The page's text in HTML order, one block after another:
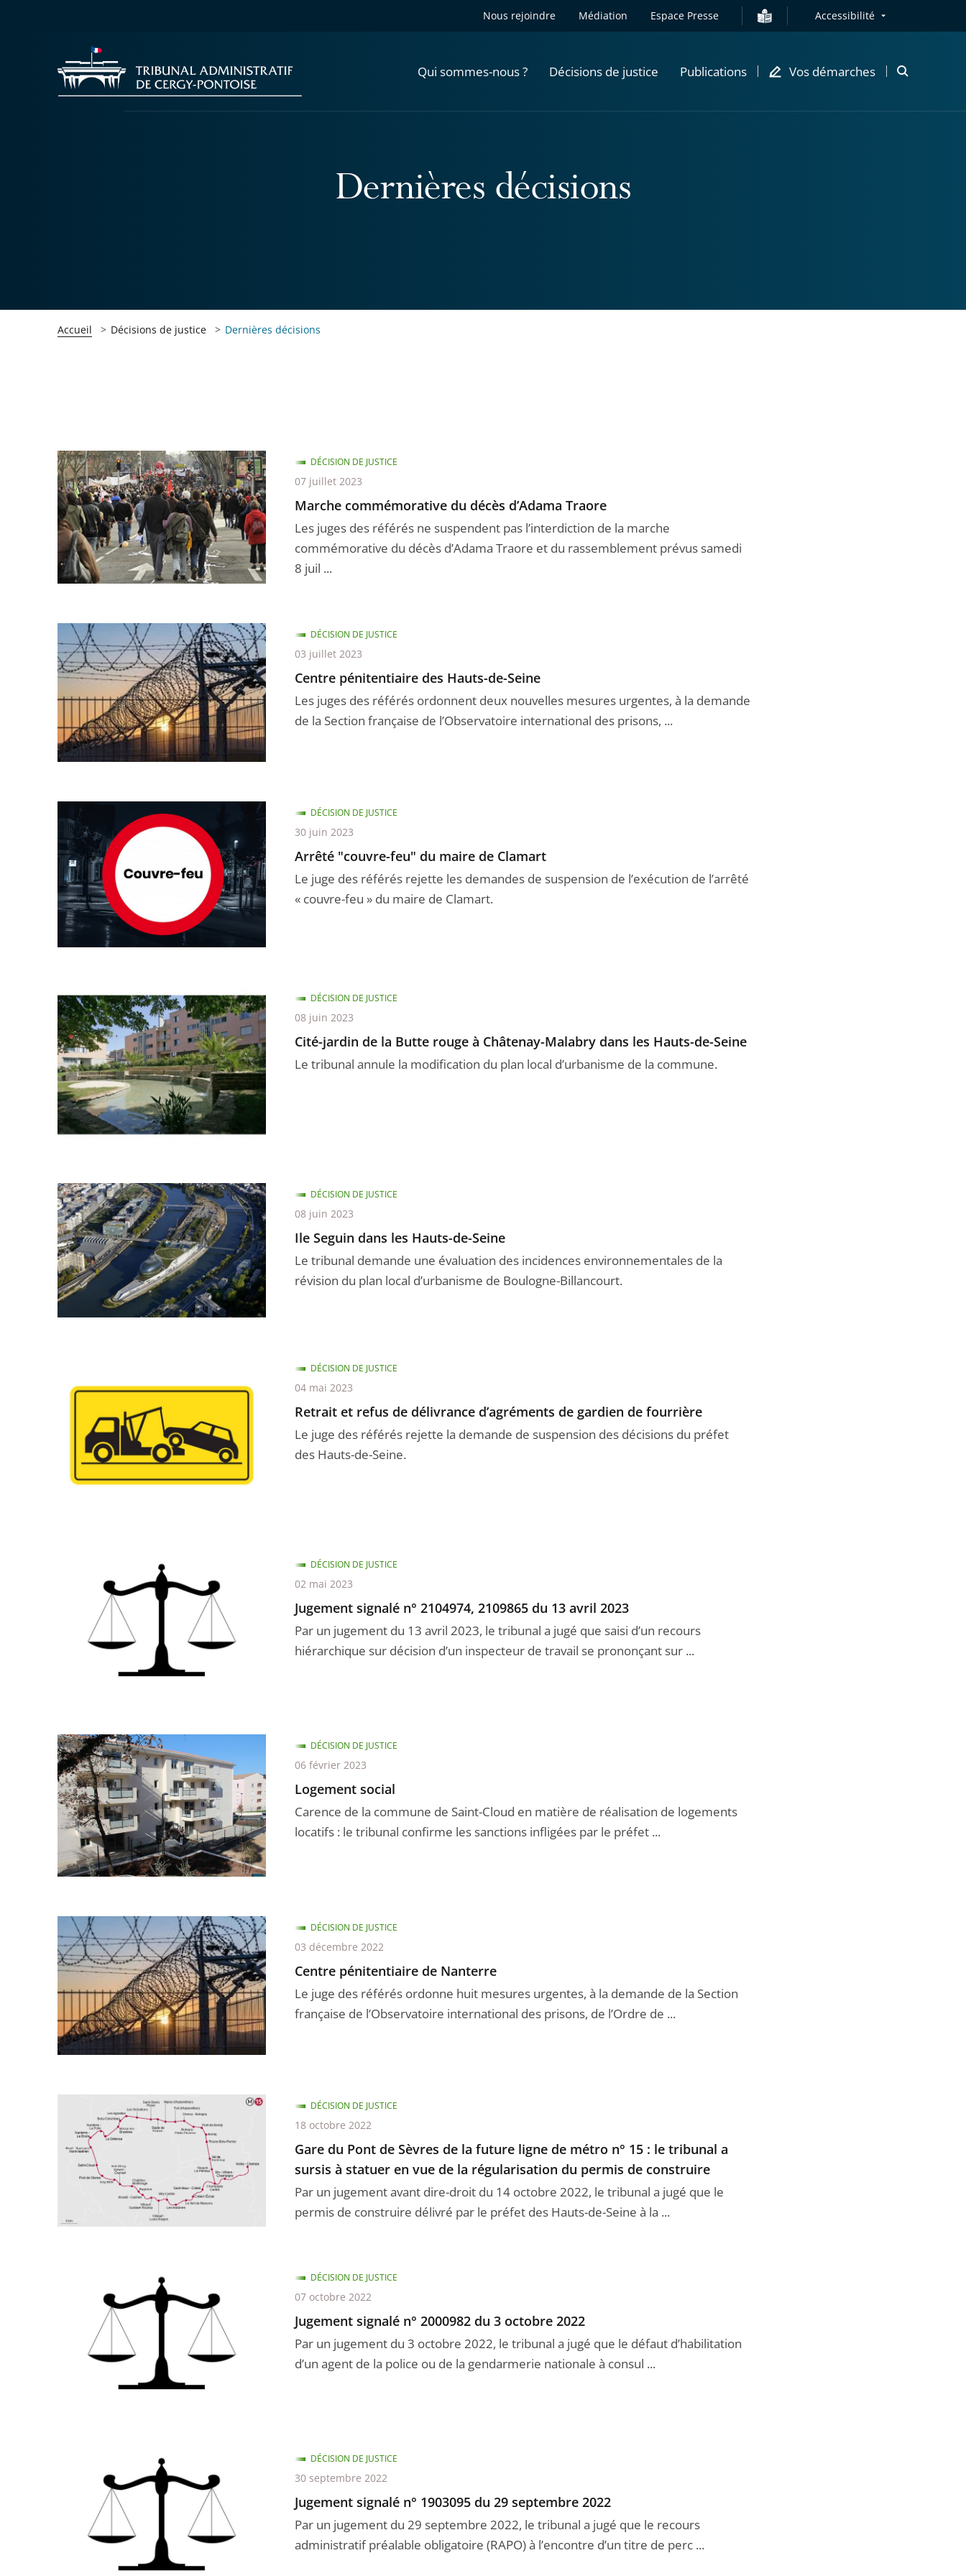
Nous rejoindre Médiation Espace Presse Accessibilité
Qui sommes-nous ? Décisions de justice Publications Vos démarches
Ouvrir
Dernières décisions
Accueil Décisions de justice Dernières décisions
Marche commémorative du décès d’Adama Traore
Les juges des référés ne suspendent pas l’interdiction de la marche
commémorative du décès d’Adama Traore et du rassemblement prévus samedi
8 juil ...
DÉCISION DE JUSTICE
07 juillet 2023
Centre pénitentiaire des Hauts-de-Seine
Les juges des référés ordonnent deux nouvelles mesures urgentes, à la demande
de la Section française de l’Observatoire international des prisons, ...
DÉCISION DE JUSTICE
03 juillet 2023
Arrêté "couvre-feu" du maire de Clamart
Le juge des référés rejette les demandes de suspension de l’exécution de l’arrêté
« couvre-feu » du maire de Clamart.
DÉCISION DE JUSTICE
30 juin 2023
Cité-jardin de la Butte rouge à Châtenay-Malabry dans les Hauts-de-Seine
Le tribunal annule la modification du plan local d’urbanisme de la commune.
DÉCISION DE JUSTICE
08 juin 2023
Ile Seguin dans les Hauts-de-Seine
Le tribunal demande une évaluation des incidences environnementales de la
révision du plan local d’urbanisme de Boulogne-Billancourt.
DÉCISION DE JUSTICE
08 juin 2023
Retrait et refus de délivrance d’agréments de gardien de fourrière
Le juge des référés rejette la demande de suspension des décisions du préfet
des Hauts-de-Seine.
DÉCISION DE JUSTICE
04 mai 2023
Jugement signalé n° 2104974, 2109865 du 13 avril 2023
Par un jugement du 13 avril 2023, le tribunal a jugé que saisi d’un recours
hiérarchique sur décision d’un inspecteur de travail se prononçant sur ...
DÉCISION DE JUSTICE
02 mai 2023
Logement social
Carence de la commune de Saint-Cloud en matière de réalisation de logements
locatifs : le tribunal confirme les sanctions infligées par le préfet ...
DÉCISION DE JUSTICE
06 février 2023
Centre pénitentiaire de Nanterre
Le juge des référés ordonne huit mesures urgentes, à la demande de la Section
française de l’Observatoire international des prisons, de l’Ordre de ...
DÉCISION DE JUSTICE
03 décembre 2022
Gare du Pont de Sèvres de la future ligne de métro n° 15 : le tribunal a
sursis à statuer en vue de la régularisation du permis de construire
Par un jugement avant dire-droit du 14 octobre 2022, le tribunal a jugé que le
permis de construire délivré par le préfet des Hauts-de-Seine à la ...
DÉCISION DE JUSTICE
18 octobre 2022
Jugement signalé n° 2000982 du 3 octobre 2022
Par un jugement du 3 octobre 2022, le tribunal a jugé que le défaut d’habilitation
d’un agent de la police ou de la gendarmerie nationale à consul ...
DÉCISION DE JUSTICE
07 octobre 2022
Jugement signalé n° 1903095 du 29 septembre 2022
Par un jugement du 29 septembre 2022, le tribunal a jugé que le recours
administratif préalable obligatoire (RAPO) à l’encontre d’un titre de perc ...
DÉCISION DE JUSTICE
30 septembre 2022